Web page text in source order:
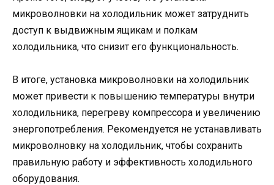
микроволновки на холодильник может затруднить
доступ к выдвижным ящикам и полкам
холодильника, что снизит его функциональность.
В итоге, установка микроволновки на холодильник
может привести к повышению температуры внутри
холодильника, перегреву компрессора и увеличению
энергопотребления. Рекомендуется не устанавливать
микроволновку на холодильник, чтобы сохранить
правильную работу и эффективность холодильного
оборудования.